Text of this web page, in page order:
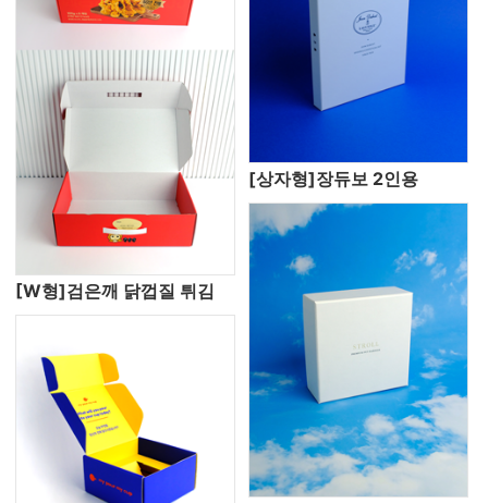
[W형]검은깨 닭껍질 튀김
[상자형]장듀보 2인용